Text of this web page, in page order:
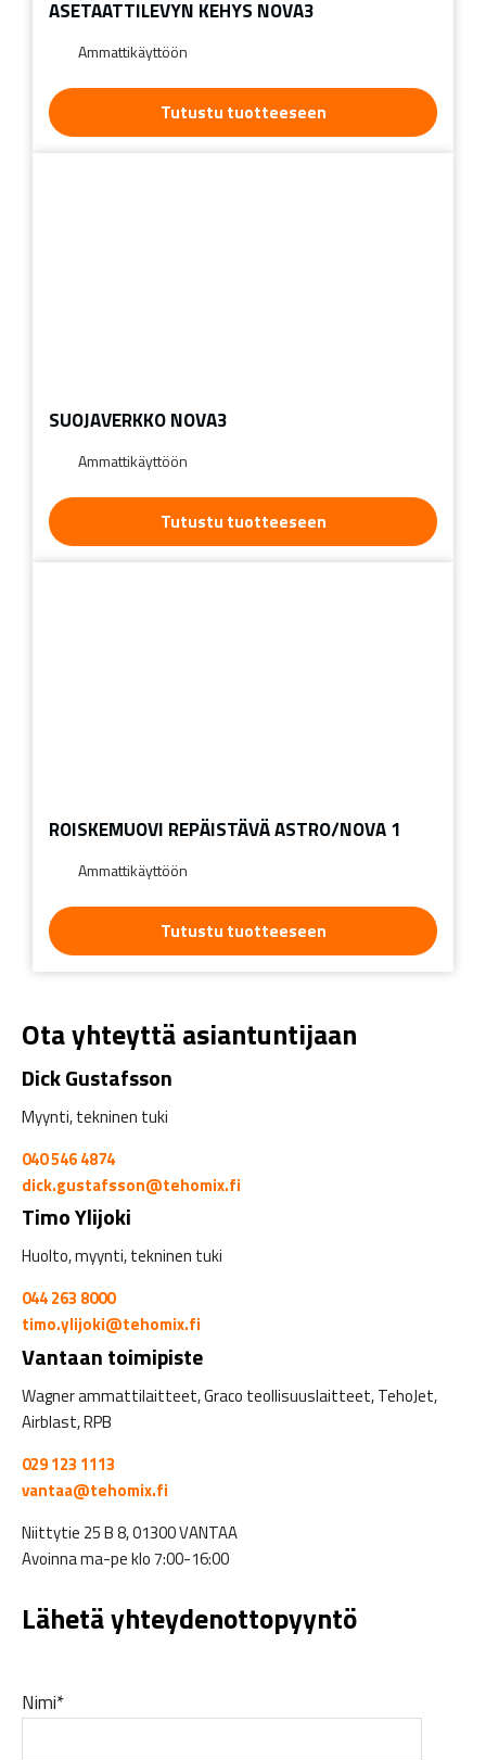
ASETAATTILEVYN KEHYS NOVA3
Ammattikäyttöön
Tutustu tuotteeseen
SUOJAVERKKO NOVA3
Ammattikäyttöön
Tutustu tuotteeseen
ROISKEMUOVI REPÄISTÄVÄ ASTRO/NOVA 1
Ammattikäyttöön
Tutustu tuotteeseen
Ota yhteyttä asiantuntijaan
Dick Gustafsson
Myynti, tekninen tuki
040 546 4874
dick.gustafsson@tehomix.fi
Timo Ylijoki
Huolto, myynti, tekninen tuki
044 263 8000
timo.ylijoki@tehomix.fi
Vantaan toimipiste
Wagner ammattilaitteet, Graco teollisuuslaitteet, TehoJet,
Airblast, RPB
029 123 1113
vantaa@tehomix.fi
Niittytie 25 B 8, 01300 VANTAA
Avoinna ma-pe klo 7:00-16:00
Lähetä yhteydenottopyyntö
Nimi*